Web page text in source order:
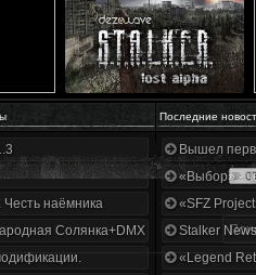
Последние
трейлера
наёмника
Солянка+DMX 1.3.5.ООП.МА.К.
Вышел
«Выбор» -
«SFZ
Stalker
«Legend